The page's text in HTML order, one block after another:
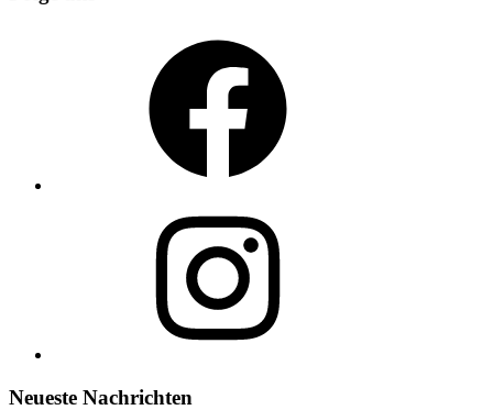
Neueste Nachrichten